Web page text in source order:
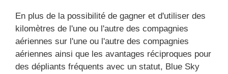
En plus de la possibilité de gagner et d'utiliser des
kilomètres de l'une ou l'autre des compagnies
aériennes sur l'une ou l'autre des compagnies
aériennes ainsi que les avantages réciproques pour
des dépliants fréquents avec un statut, Blue Sky